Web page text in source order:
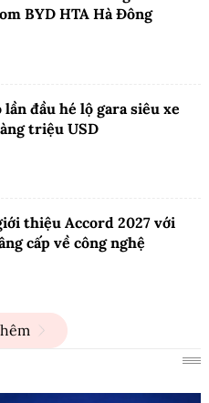
BYD HTA Hà Đông
lần đầu hé lộ gara siêu xe
triệu USD
thiệu Accord 2027 với
cấp về công nghệ